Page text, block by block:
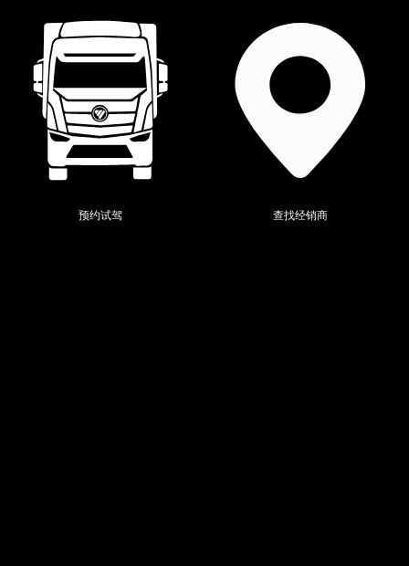
预约试驾 查找经销商